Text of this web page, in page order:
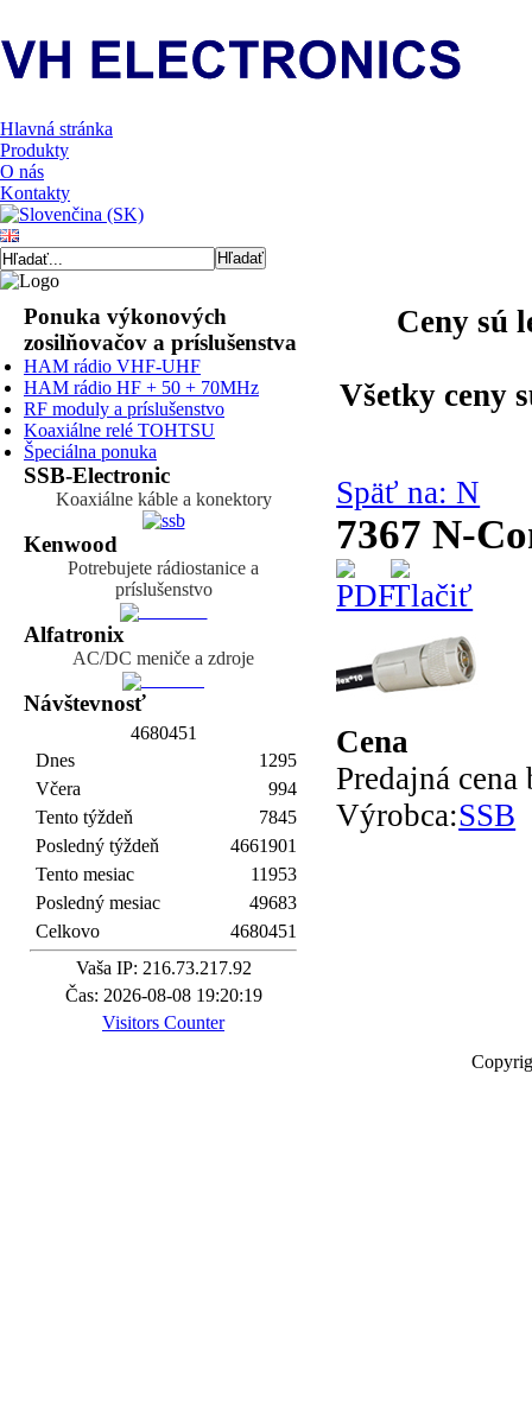
Hlavná stránka
Produkty
O nás
Kontakty
Ponuka výkonových
zosilňovačov a príslušenstva
HAM rádio VHF-UHF
HAM rádio HF + 50 + 70MHz
RF moduly a príslušenstvo
Koaxiálne relé TOHTSU
Špeciálna ponuka
SSB-Electronic
Koaxiálne káble a konektory
Kenwood
Potrebujete rádiostanice a
príslušenstvo
Alfatronix
AC/DC meniče a zdroje
Návštevnosť
4680451
Dnes
Včera
Tento týždeň
Posledný týždeň
Tento mesiac
Posledný mesiac
Celkovo
1295
994
7845
4661901
11953
49683
4680451
Vaša IP: 216.73.217.92
Čas: 2026-08-08 19:20:19
Visitors Counter
Ceny sú
Všetky ceny
Späť na: N
7367 N-
Cena
Predajná
Výrobca:SSB